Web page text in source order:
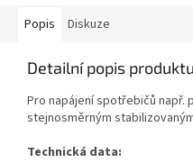
Popis Diskuze
Detailní popis produktu
Pro napájení spotřebičů např.
stejnosměrným
Technická data: